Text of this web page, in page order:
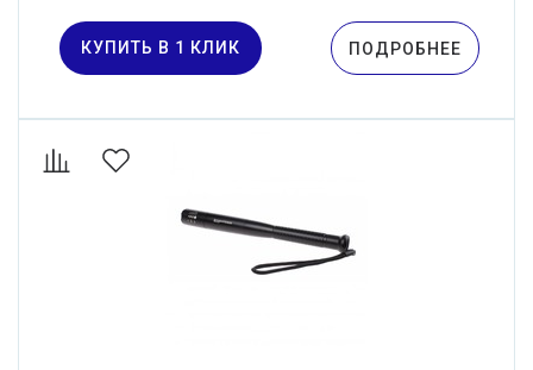
КУПИТЬ В 1 КЛИК ПОДРОБНЕЕ